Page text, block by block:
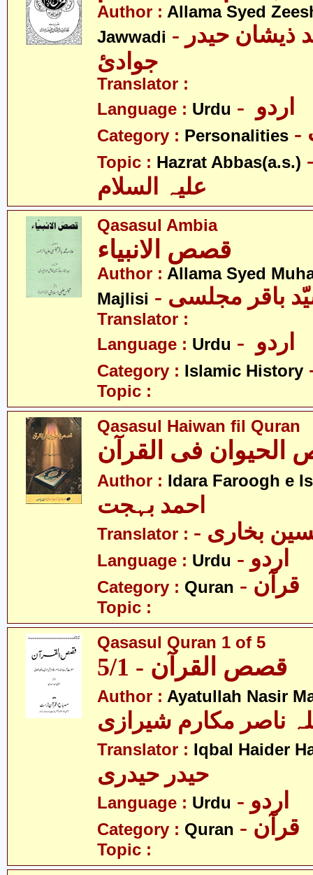
Author : Allama Syed
Jawwadi - علامہ سیّد ذیشان حیدر
جوادئ
Translator :
Language : Urdu
Category : Personalities
Topic : Hazrat Abbas(a.s.)
علیہ السلام
Qasasul Ambia
Author : Allama Syed
Majlisi
Translator :
Language : Urdu
Category : Islamic History
Topic :
Qasasul Haiwan fil Quran
فی القرآن
Author : Idara Faroogh e
احمد بہجت
Translator : بخاری
Language : Urdu - اردو
Category : Quran - قرآن
Topic :
Qasasul Quran 1 of 5
قصص القرآن - 5/1
Author : Ayatullah Nasir
ناصر مکارم شیرازی
Translator : Iqbal Haider
حیدر حیدری
Language : Urdu - اردو
Category : Quran - قرآن
Topic :